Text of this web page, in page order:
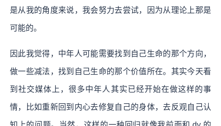
是从我的角度来说，我会努力去尝试，因为从理论上那是
可能的。
因此我觉得，中年人可能需要找到自己生命的那个方向，
做一些减法，找到自己生命的那个价值所在。其实今天看
到社交媒体上，很多中年人其实已经开始在做这样的事
情，比如重新回到内心去修复自己的身体，去反观自己认